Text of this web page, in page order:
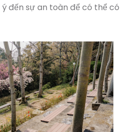
đến sự an toàn để có thể có